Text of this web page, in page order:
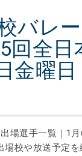
バレ
回全日
金曜日
場選手一覧｜1月
校や放送予定